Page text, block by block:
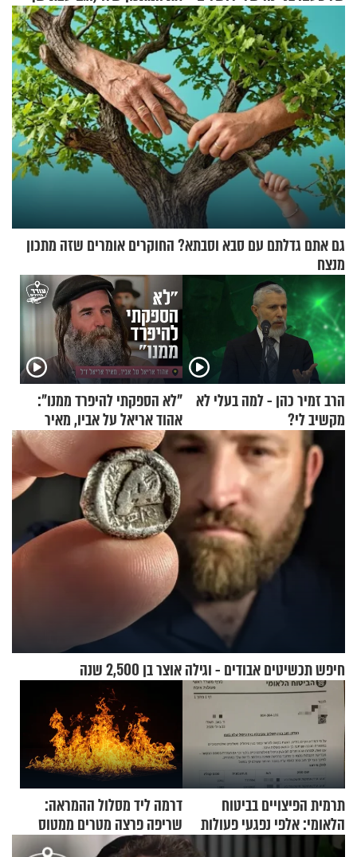
להגשת הרוטב)
גם אתם גדלתם עם סבא וסבתא? החוקרים אומרים שזה מתכון
מנצח
הרב זמיר כהן - למה בעלי לא
מקשיב לי?
"לא הספקתי להיפרד ממנו":
אהוד אריאל על אביו, מאיר
אריאל ז"ל
חיפש תכשיטים אבודים - וגילה אוצר בן 2,500 שנה
תרמית הפיצויים בביטוח
הלאומי: אלפי נפגעי פעולות
איבה קיבלו כספים במירמה
דרמה ליד מסלול ההמראה:
שריפה פרצה מטרים ממטוס
מלא בנוסעים